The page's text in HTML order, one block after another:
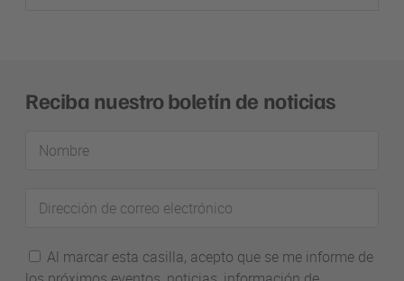
Reciba nuestro boletín de noticias
Nombre
Dirección
de
electrónico
Al marcar esta casilla, acepto que se me informe de